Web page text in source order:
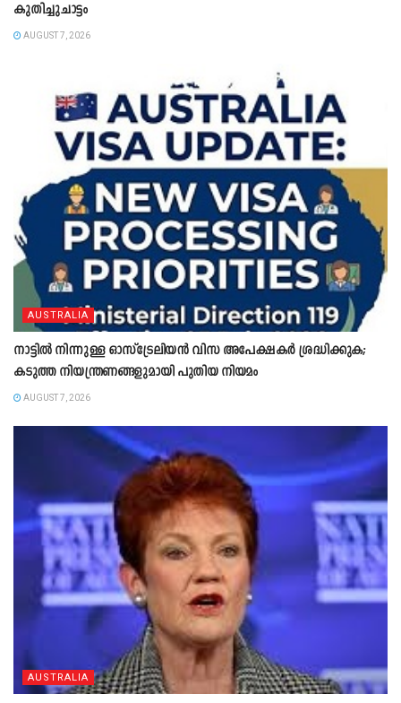
കുതിച്ചുചാട്ടം
AUGUST 7, 2026
AUSTRALIA
നാട്ടിൽ നിന്നുള്ള ഓസ്‌ട്രേലിയൻ വിസ അപേക്ഷകർ ശ്രദ്ധിക്കുക;
കടുത്ത നിയന്ത്രണങ്ങളുമായി പുതിയ നിയമം
AUGUST 7, 2026
AUSTRALIA